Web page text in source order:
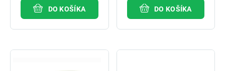
DO KOŠÍKA DO KOŠÍKA